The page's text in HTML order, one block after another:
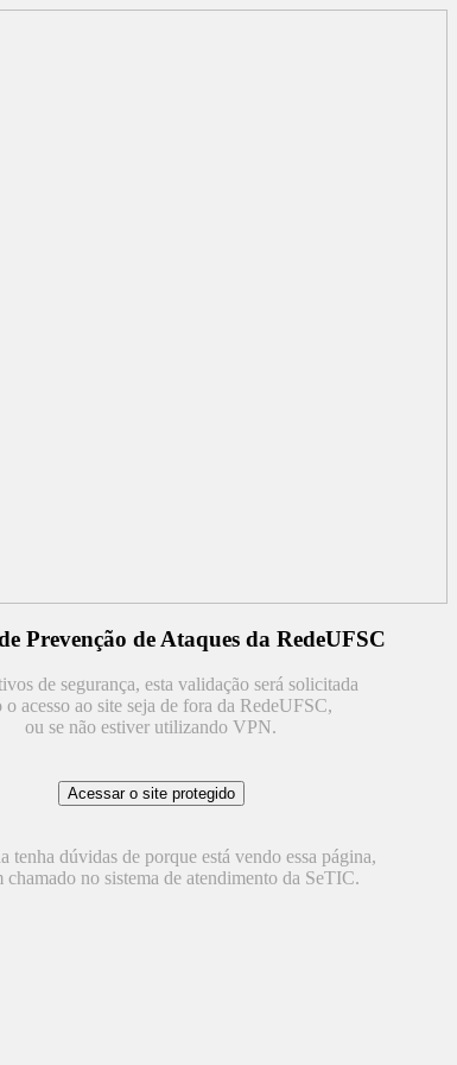
Prevenção de Ataques da RedeUFSC
de segurança, esta validação será solicitada
o acesso ao site seja de fora da RedeUFSC,
ou se não estiver utilizando VPN.
tenha dúvidas de porque está vendo essa página,
chamado no sistema de atendimento da SeTIC.